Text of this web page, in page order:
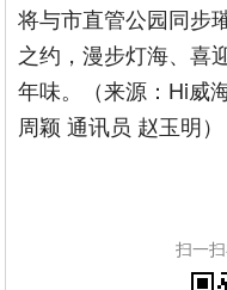
将与市直管公园同步
之约，漫步灯海、喜
年味。（来源：Hi威
周颖 通讯员 赵玉明）
扫一